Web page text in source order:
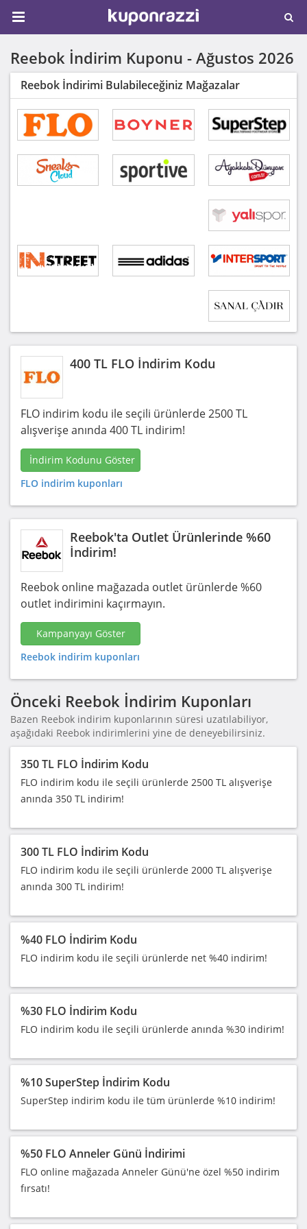
Reebok İndirim Kuponu - Ağustos 2026
Reebok İndirimi Bulabileceğiniz Mağazalar
400 TL FLO İndirim Kodu
FLO indirim kodu ile seçili ürünlerde 2500 TL
alışverişe anında 400 TL indirim!
İndirim Kodunu Göster
FLO indirim kuponları
Reebok'ta Outlet Ürünlerinde %60
İndirim!
Reebok online mağazada outlet ürünlerde %60
outlet indirimini kaçırmayın.
Kampanyayı Göster
Reebok indirim kuponları
Önceki Reebok İndirim Kuponları
Bazen Reebok indirim kuponlarının süresi uzatılabiliyor,
aşağıdaki Reebok indirimlerini yine de deneyebilirsiniz.
350 TL FLO İndirim Kodu
FLO indirim kodu ile seçili ürünlerde 2500 TL alışverişe
anında 350 TL indirim!
300 TL FLO İndirim Kodu
FLO indirim kodu ile seçili ürünlerde 2000 TL alışverişe
anında 300 TL indirim!
%40 FLO İndirim Kodu
FLO indirim kodu ile seçili ürünlerde net %40 indirim!
%30 FLO İndirim Kodu
FLO indirim kodu ile seçili ürünlerde anında %30 indirim!
%10 SuperStep İndirim Kodu
SuperStep indirim kodu ile tüm ürünlerde %10 indirim!
%50 FLO Anneler Günü İndirimi
FLO online mağazada Anneler Günü'ne özel %50 indirim
fırsatı!